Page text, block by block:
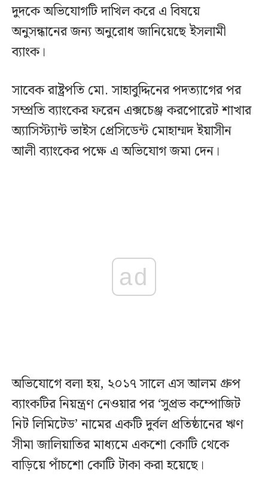
দুদকে অভিযোগটি দাখিল করে এ বিষয়ে
অনুসন্ধানের জন্য অনুরোধ জানিয়েছে ইসলামী
ব্যাংক।
সাবেক রাষ্ট্রপতি মো. সাহাবুদ্দিনের পদত্যাগের পর
সম্প্রতি ব্যাংকের ফরেন এক্সচেঞ্জ করপোরেট শাখার
অ্যাসিস্ট্যান্ট ভাইস প্রেসিডেন্ট মোহাম্মদ ইয়াসীন
আলী ব্যাংকের পক্ষে এ অভিযোগ জমা দেন।
ad
অভিযোগে বলা হয়, ২০১৭ সালে এস আলম গ্রুপ
ব্যাংকটির নিয়ন্ত্রণ নেওয়ার পর ‘সুপ্রভ কম্পোজিট
নিট লিমিটেড’ নামের একটি দুর্বল প্রতিষ্ঠানের ঋণ
সীমা জালিয়াতির মাধ্যমে একশো কোটি থেকে
বাড়িয়ে পাঁচশো কোটি টাকা করা হয়েছে।